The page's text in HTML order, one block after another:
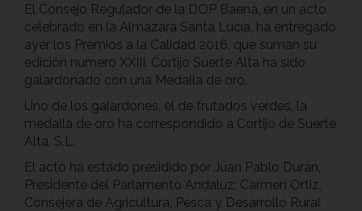
El Consejo Regulador de la DOP Baena, en un acto
celebrado en la Almazara Santa Lucía, ha entregado
ayer los Premios a la Calidad 2016, que suman su
edición número XXIII. Cortijo Suerte Alta ha sido
galardonado con una Medalla de oro.
Uno de los galardones, el de frutados verdes, la
medalla de oro ha correspondido a Cortijo de Suerte
Alta, S.L.
El acto ha estado presidido por Juan Pablo Durán,
Presidente del Parlamento Andaluz; Carmen Ortiz,
Consejera de Agricultura, Pesca y Desarrollo Rural